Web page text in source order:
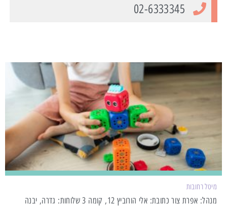
02-6333345
מיטל רחובות
מנהל: אפרת צור כתובת: אלי הורוביץ 12, קומה 3 שלוחות: גדרה, יבנה